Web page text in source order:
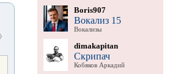
Boris907
Вокализ 15
Вокализы
dimakapitan
Скрипач
Кобяков Аркадий